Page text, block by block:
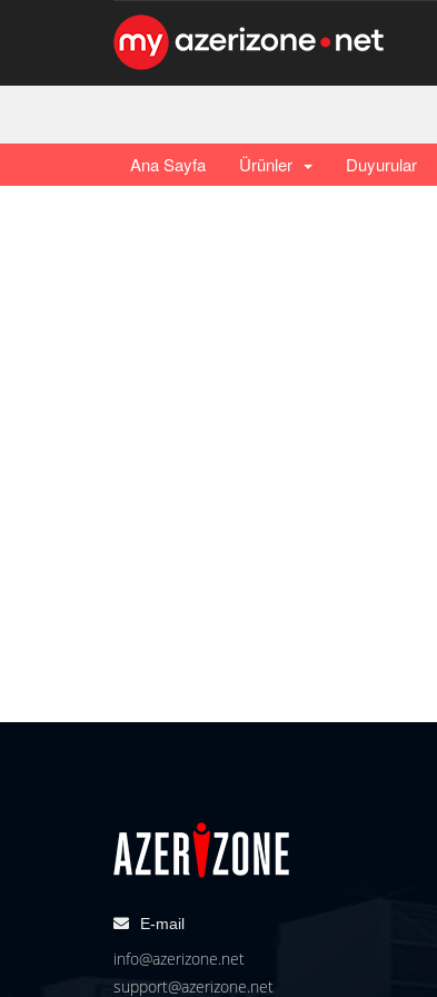
Ana Sayfa Ürünler Duyurular
E-mail
info@azerizone.net
support@azerizone.net